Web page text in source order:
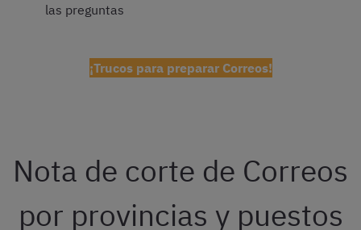
las preguntas
¡Trucos para preparar Correos!
Nota de corte de Correos
por provincias y puestos